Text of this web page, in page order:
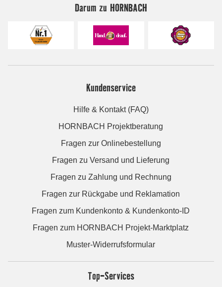
Darum zu HORNBACH
Kundenservice
Hilfe & Kontakt (FAQ)
HORNBACH Projektberatung
Fragen zur Onlinebestellung
Fragen zu Versand und Lieferung
Fragen zu Zahlung und Rechnung
Fragen zur Rückgabe und Reklamation
Fragen zum Kundenkonto & Kundenkonto-ID
Fragen zum HORNBACH Projekt-Marktplatz
Muster-Widerrufsformular
Top-Services